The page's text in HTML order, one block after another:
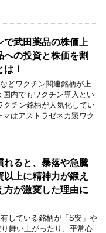
で武田薬品の株価上
への投資と株価を割
！
クチン関連銘柄が上
もワクチン導入とい
クチン銘柄が人気化してい
はアストラゼネカ製ワク
れると、暴落や急騰
上に精神力が鍛え
方が激変した理由に
いる銘柄が「S安」や
り舞い上がったり、平常心